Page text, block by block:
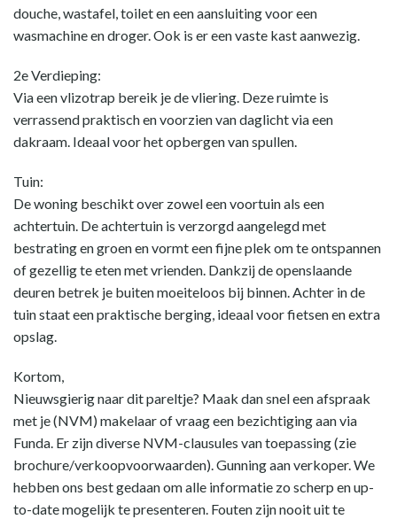
douche, wastafel, toilet en een aansluiting voor een
wasmachine en droger. Ook is er een vaste kast aanwezig.
2e Verdieping:
Via een vlizotrap bereik je de vliering. Deze ruimte is
verrassend praktisch en voorzien van daglicht via een
dakraam. Ideaal voor het opbergen van spullen.
Tuin:
De woning beschikt over zowel een voortuin als een
achtertuin. De achtertuin is verzorgd aangelegd met
bestrating en groen en vormt een fijne plek om te ontspannen
of gezellig te eten met vrienden. Dankzij de openslaande
deuren betrek je buiten moeiteloos bij binnen. Achter in de
tuin staat een praktische berging, ideaal voor fietsen en extra
opslag.
Kortom,
Nieuwsgierig naar dit pareltje? Maak dan snel een afspraak
met je (NVM) makelaar of vraag een bezichtiging aan via
Funda. Er zijn diverse NVM-clausules van toepassing (zie
brochure/verkoopvoorwaarden). Gunning aan verkoper. We
hebben ons best gedaan om alle informatie zo scherp en up-
to-date mogelijk te presenteren. Fouten zijn nooit uit te